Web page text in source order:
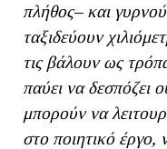
πλήθος– και
ταξιδεύουν
τις βάλουν ως
παύει να δεσπόζει
μπορούν να
στο ποιητικό